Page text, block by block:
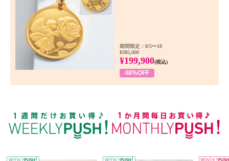
期間限定：8/5〜18
¥385,000
¥199,900(税込)
48%OFF